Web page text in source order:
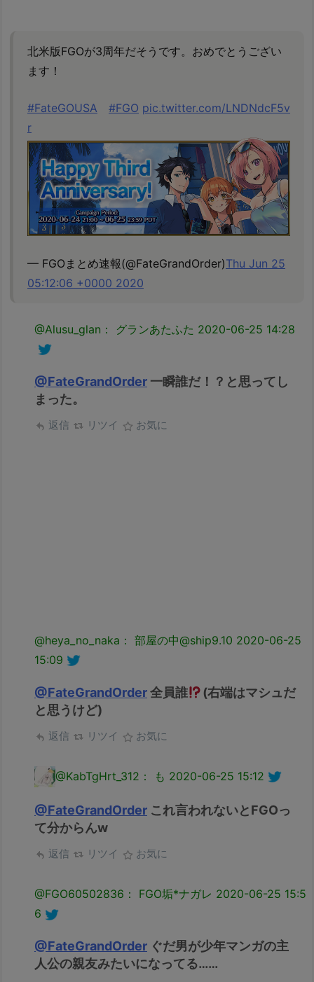
北米版FGOが3周年だそうです。おめでとうござい
ます！
#FateGOUSA #FGO pic.twitter.com/LNDNdcF5v
r
— FGOまとめ速報(@FateGrandOrder)Thu Jun 25
05:12:06 +0000 2020
@Alusu_glan： グランあたふた 2020-06-25 14:28
@FateGrandOrder 一瞬誰だ！？と思ってし
まった。
返信 リツイ お気に
@heya_no_naka： 部屋の中@ship9.10 2020-06-25
15:09
@FateGrandOrder全員誰
(右端はマシュだ
と思うけど)
返信 リツイ お気に
@KabTgHrt_312： も 2020-06-25 15:12
@FateGrandOrder これ言われないとFGOっ
て分からんw
返信 リツイ お気に
@FGO60502836： FGO垢*ナガレ 2020-06-25 15:5
6
@FateGrandOrder ぐだ男が少年マンガの主
人公の親友みたいになってる……